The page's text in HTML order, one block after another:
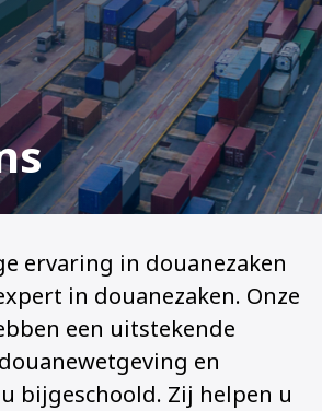
ervaring in douanezaken
in douanezaken. Onze
een uitstekende
en
bijgeschoold. Zij helpen u